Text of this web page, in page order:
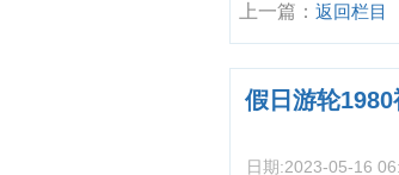
上一篇： 返回栏目
假日游轮
日期:2023-05-16